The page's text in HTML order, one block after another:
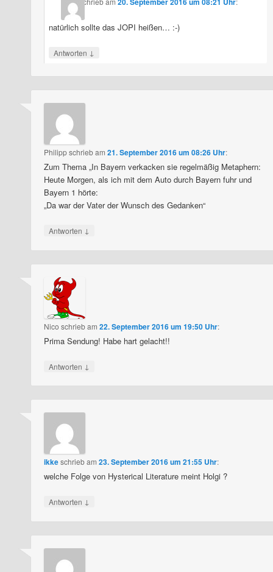
natürlich sollte das JOPI heißen… :-)
Antworten ↓
Philippschriebam21. September 2016 um 08:26 Uhr:
Zum Thema „In Bayern verkacken sie regelmäßig Metaphern:
Heute Morgen, als ich mit dem Auto durch Bayern fuhr und
Bayern 1 hörte:
„Da war der Vater der Wunsch des Gedanken“
Antworten ↓
Nico schriebam22. September 2016 um 19:50 Uhr:
Prima Sendung! Habe hart gelacht!!
Antworten ↓
ikkeschriebam23. September 2016 um 21:55 Uhr:
welche Folge von Hysterical Literature meint Holgi ?
Antworten ↓